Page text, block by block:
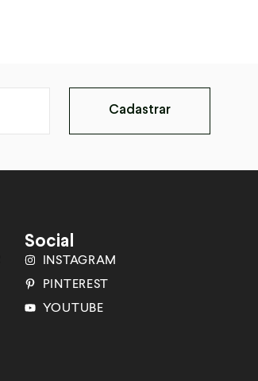
Cadastrar
Social
INSTAGRAM
PINTEREST
YOUTUBE